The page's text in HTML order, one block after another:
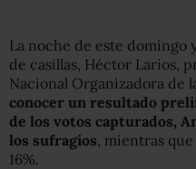
La noche de este domingo
de casillas, Héctor Larios,
Nacional Organizadora de
conocer un resultado
de los votos capturados,
los sufragios, mientras
16%.